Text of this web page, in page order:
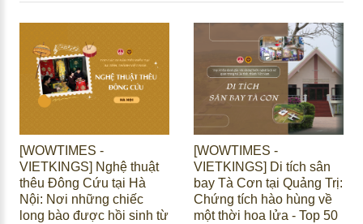
[WOWTIMES -
VIETKINGS] Nghệ thuật
thêu Đông Cứu tại Hà
Nội: Nơi những chiếc
long bào được hồi sinh từ
[WOWTIMES -
VIETKINGS] Di tích sân
bay Tà Cơn tại Quảng Trị:
Chứng tích hào hùng về
một thời hoa lửa - Top 50